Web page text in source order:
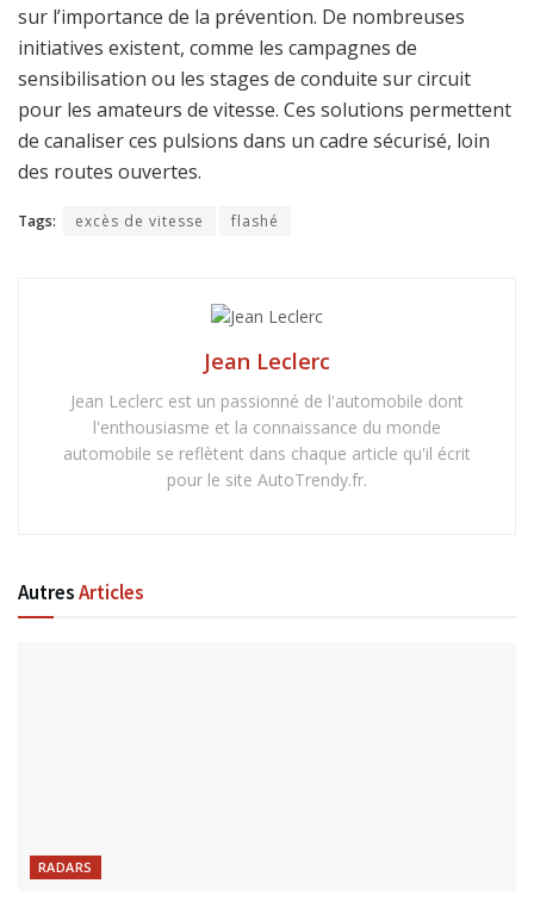
sur l’importance de la prévention. De nombreuses
initiatives existent, comme les campagnes de
sensibilisation ou les stages de conduite sur circuit
pour les amateurs de vitesse. Ces solutions permettent
de canaliser ces pulsions dans un cadre sécurisé, loin
des routes ouvertes.
Tags: excès de vitesse flashé
Jean Leclerc
Jean Leclerc est un passionné de l'automobile dont
l'enthousiasme et la connaissance du monde
automobile se reflètent dans chaque article qu'il écrit
pour le site AutoTrendy.fr.
AutresArticles
RADARS